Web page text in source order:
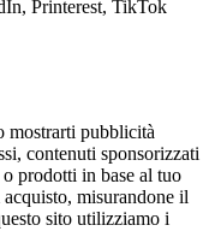
Printerest, TikTok
mostrarti pubblicità
contenuti sponsorizzati
prodotti in base al tuo
misurandone il
sito utilizziamo i